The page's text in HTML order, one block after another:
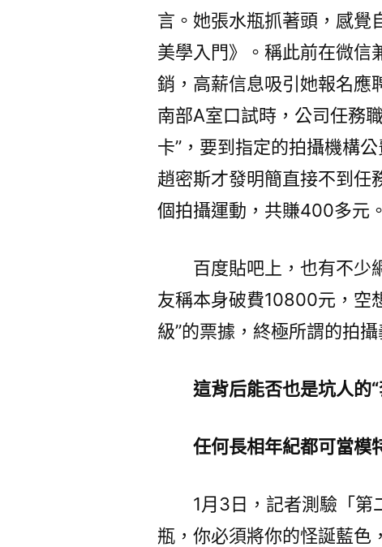
言。她張水瓶抓著頭，感
美學入門》。稱此前在微信
銷，高薪信息吸引她報名應
南部A室口試時，公司任務
卡”，要到指定的拍攝機構
趙密斯才發明簡直接不到任
個拍攝運動，共賺400多元。
百度貼吧上，也有不少
友稱本身破費10800元，空
級”的票據，終極所謂的拍
這背后能否也是坑人的“
任何長相年紀都可當模
1月3日，記者測驗「第
瓶，你必須將你的怪誕藍色